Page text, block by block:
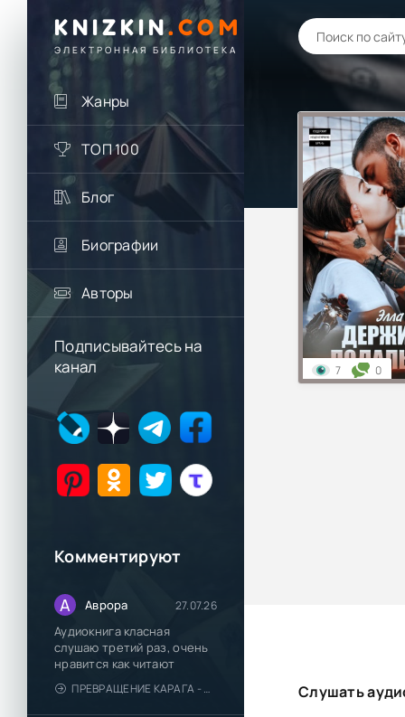
KNIZKIN. COM
ЭЛЕКТРОННАЯ БИБЛИОТЕКА
Жанры
ТОП 100
Блог
Биографии
Авторы
Подписывайтесь на
канал
Комментируют
А Аврора 27.07.26
Аудиокнига класная
слушаю третий раз, очень
нравится как читают
ПРЕВРАЩЕНИЕ КАРАГА - КАТЯ БРАНДИС
7 0
Слушать